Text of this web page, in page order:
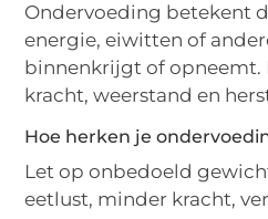
Ondervoeding betekent
energie, eiwitten of
binnenkrijgt of opneemt.
kracht, weerstand en
Hoe herken je
Let op onbedoeld
eetlust, minder kracht,